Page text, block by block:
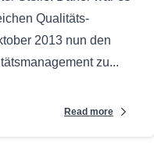
Qualitäts-
2013 nun den
zu...
Read more